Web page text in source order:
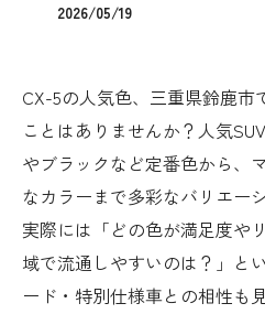
2026/05/19
CX-5の人気色、三重県鈴鹿市
ことはありませんか？人気
やブラックなど定番色から、
なカラーまで多彩なバリエー
実際には「どの色が満足度や
域で流通しやすいのは？」と
ード・特別仕様車との相性も